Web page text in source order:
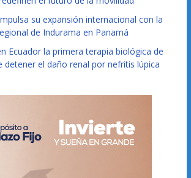
su expansión internacional con la
de Indurama en Panamá
Ecuador la primera terapia biológica de
detener el daño renal por nefritis lúpica